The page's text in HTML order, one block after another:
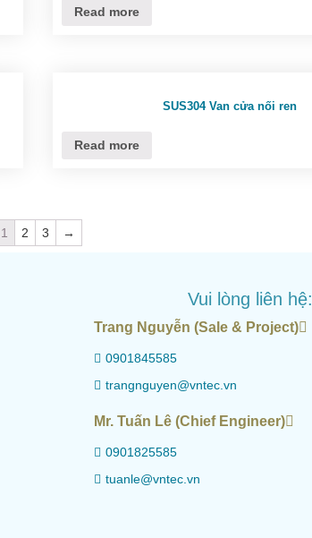
Read more
SUS304 Van cửa nối ren
Read more
1 2 3 →
Vui lòng liên hệ:
Trang Nguyễn (Sale & Project)
0901845585
trangnguyen@vntec.vn
Mr. Tuấn Lê (Chief Engineer)
0901825585
tuanle@vntec.vn